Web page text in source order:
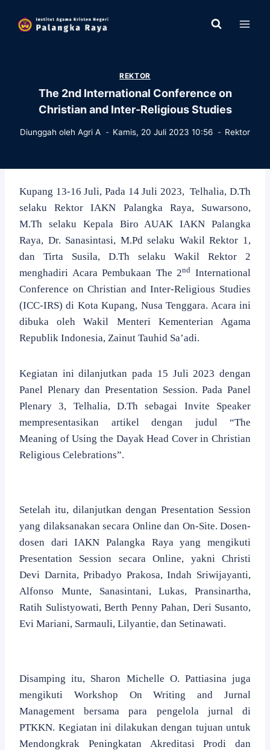
REKTOR
The 2nd International Conference on
Christian and Inter-Religious Studies
Diunggah oleh Agri A Kamis, 20 Juli 2023 10:56 Rektor
Kupang 13-16 Juli, Pada 14 Juli 2023, Telhalia, D.Th
selaku Rektor IAKN Palangka Raya, Suwarsono,
M.Th selaku Kepala Biro AUAK IAKN Palangka
Raya, Dr. Sanasintasi, M.Pd selaku Wakil Rektor 1,
dan Tirta Susila, D.Th selaku Wakil Rektor 2
menghadiri Acara Pembukaan The 2nd
International
Conference on Christian and Inter-Religious Studies
(ICC-IRS) di Kota Kupang, Nusa Tenggara. Acara ini
dibuka oleh Wakil Menteri Kementerian Agama
Republik Indonesia, Zainut Tauhid Sa’adi.
Kegiatan ini dilanjutkan pada 15 Juli 2023 dengan
Panel Plenary dan Presentation Session. Pada Panel
Plenary 3, Telhalia, D.Th sebagai Invite Speaker
mempresentasikan artikel dengan judul “The
Meaning of Using the Dayak Head Cover in Christian
Religious Celebrations”.
Setelah itu, dilanjutkan dengan Presentation Session
yang dilaksanakan secara Online dan On-Site. Dosen-
dosen dari IAKN Palangka Raya yang mengikuti
Presentation Session secara Online, yakni Christi
Devi Darnita, Pribadyo Prakosa, Indah Sriwijayanti,
Alfonso Munte, Sanasintani, Lukas, Pransinartha,
Ratih Sulistyowati, Berth Penny Pahan, Deri Susanto,
Evi Mariani, Sarmauli, Lilyantie, dan Setinawati.
Disamping itu, Sharon Michelle O. Pattiasina juga
mengikuti Workshop On Writing and Jurnal
Management bersama para pengelola jurnal di
PTKKN. Kegiatan ini dilakukan dengan tujuan untuk
Mendongkrak Peningkatan Akreditasi Prodi dan